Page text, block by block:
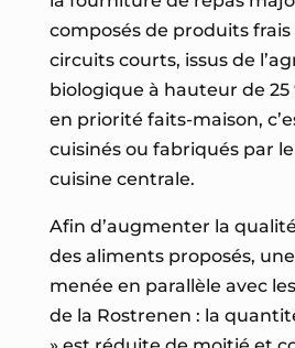
composés de produits frais
circuits courts, issus de
biologique à hauteur de
en priorité faits-maison,
cuisinés ou fabriqués par
cuisine centrale.
Afin d’augmenter la
des aliments proposés,
menée en parallèle avec
de la Rostrenen : la